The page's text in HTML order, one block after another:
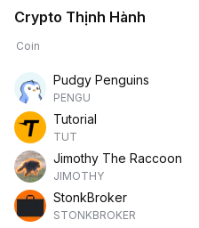
Crypto Thịnh Hành
Coin
Pudgy Penguins
PENGU
Tutorial
TUT
Jimothy The Raccoon
JIMOTHY
StonkBroker
STONKBROKER